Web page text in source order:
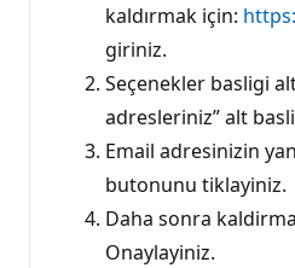
kaldırmak için:
giriniz.
Seçenekler basligi
adresleriniz” alt
Email adresinizin
butonunu tiklayiniz.
Daha sonra
Onaylayiniz.